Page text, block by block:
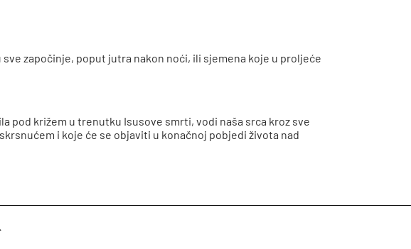
započinje, poput jutra nakon noći, ili sjemena koje u proljeće
pod križem u trenutku Isusove smrti, vodi naša srca kroz sve
i koje će se objaviti u konačnoj pobjedi života nad